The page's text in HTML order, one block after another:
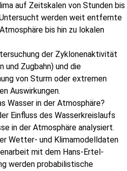
auf Zeitskalen von Stunden bis
werden weit entfernte
bis hin zu lokalen
der Zyklonenaktivität
und Zugbahn) und die
von Sturm oder extremen
Auswirkungen.
Wasser in der Atmosphäre?
Einfluss des Wasserkreislaufs
in der Atmosphäre analysiert.
Wetter- und Klimamodelldaten
mit dem Hans-Ertel-
werden probabilistische